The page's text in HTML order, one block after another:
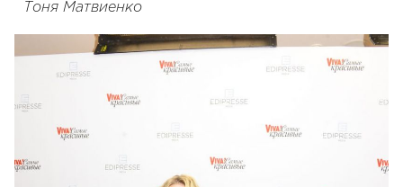
Тоня Матвиенко